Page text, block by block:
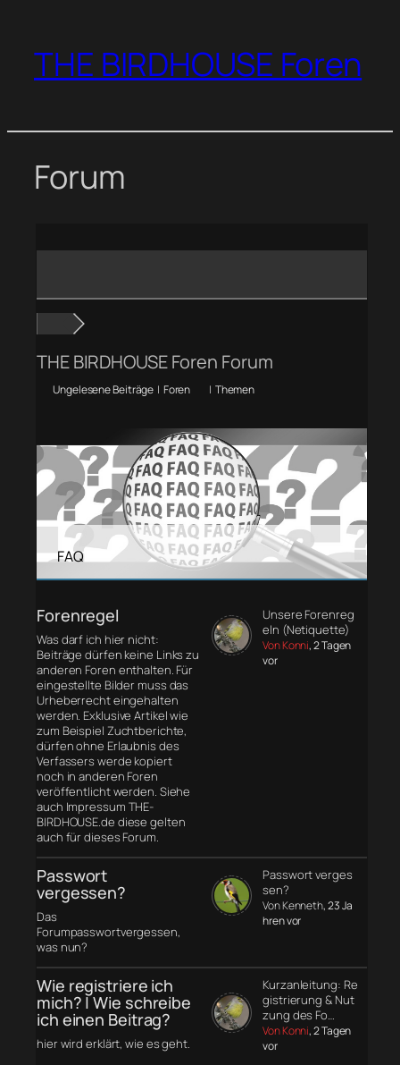
springen
THE BIRDHOUSE Foren
Forum
THE BIRDHOUSE Foren Forum
Ungelesene Beiträge | Foren | Themen
FAQ
Forenregel
Was darf ich hier nicht:
Beiträge dürfen keine Links zu
anderen Foren enthalten. Für
eingestellte Bilder muss das
Urheberrecht eingehalten
werden. Exklusive Artikel wie
zum Beispiel Zuchtberichte,
dürfen ohne Erlaubnis des
Verfassers werde kopiert
noch in anderen Foren
veröffentlicht werden. Siehe
auch Impressum THE-
BIRDHOUSE.de diese gelten
auch für dieses Forum.
Unsere Forenreg
eln (Netiquette)
Von Konni, 2 Tagen
vor
Passwort
vergessen?
Das
Forumpasswortvergessen,
was nun?
Passwort verges
sen?
Von Kenneth, 23 Ja
hren vor
Wie registriere ich
mich? | Wie schreibe
ich einen Beitrag?
hier wird erklärt, wie es geht.
Kurzanleitung: Re
gistrierung & Nut
zung des Fo…
Von Konni, 2 Tagen
vor